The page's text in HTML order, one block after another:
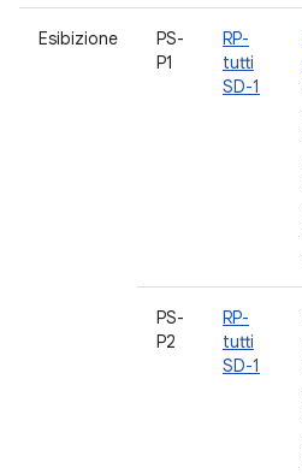
Esibizione
PS-
P1
RP-
tutti
SD-1
PS-
P2
RP-
tutti
SD-1